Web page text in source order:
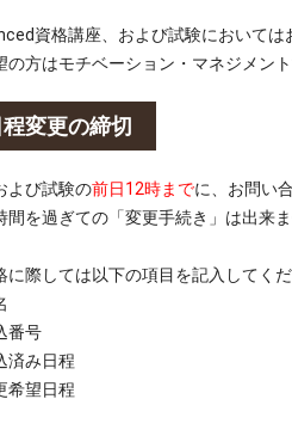
資格講座、および試験において
の方はモチベーション・マネジメン
程変更の締切
よび試験の前日12時までに、お問い
間を過ぎての「変更手続き」は出来
に際しては以下の項目を記入してくだ
番号
済み日程
希望日程